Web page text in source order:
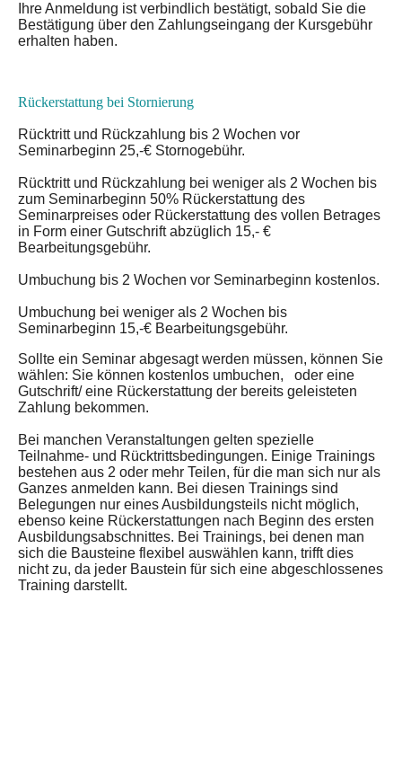
Ihre Anmeldung ist verbindlich bestätigt, sobald Sie die
Bestätigung über den Zahlungseingang der Kursgebühr
erhalten haben.
Rückerstattung bei Stornierung
Rücktritt und Rückzahlung bis 2 Wochen vor
Seminarbeginn 25,-€ Stornogebühr.
Rücktritt und Rückzahlung bei weniger als 2 Wochen bis
zum Seminarbeginn 50% Rückerstattung des
Seminarpreises oder Rückerstattung des vollen Betrages
in Form einer Gutschrift abzüglich 15,- €
Bearbeitungsgebühr.
Umbuchung bis 2 Wochen vor Seminarbeginn kostenlos.
Umbuchung bei weniger als 2 Wochen bis
Seminarbeginn 15,-€ Bearbeitungsgebühr.
Sollte ein Seminar abgesagt werden müssen, können Sie
wählen: Sie können kostenlos umbuchen, oder eine
Gutschrift/ eine Rückerstattung der bereits geleisteten
Zahlung bekommen.
Bei manchen Veranstaltungen gelten spezielle
Teilnahme- und Rücktrittsbedingungen. Einige Trainings
bestehen aus 2 oder mehr Teilen, für die man sich nur als
Ganzes anmelden kann. Bei diesen Trainings sind
Belegungen nur eines Ausbildungsteils nicht möglich,
ebenso keine Rückerstattungen nach Beginn des ersten
Ausbildungsabschnittes. Bei Trainings, bei denen man
sich die Bausteine flexibel auswählen kann, trifft dies
nicht zu, da jeder Baustein für sich eine abgeschlossenes
Training darstellt.